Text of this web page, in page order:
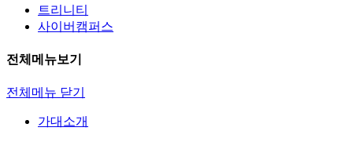
트리니티
사이버캠퍼스
전체메뉴보기
전체메뉴 닫기
가대소개